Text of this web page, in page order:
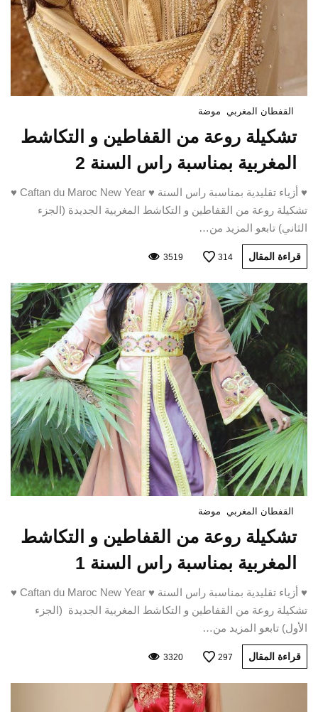
القفطان المغربي موضة
تشكيلة روعة من القفاطين و التكاشط
المغربية بمناسبة راس السنة 2
♥ أزياء تقليدية بمناسبة راس السنة ♥ Caftan du Maroc New Year ♥
تشكيلة روعة من القفاطين و التكاشط المغربية الجديدة (الجزء
الثاني) تابعو المزيد من…
قراءة المقال 314
3519
القفطان المغربي موضة
تشكيلة روعة من القفاطين و التكاشط
المغربية بمناسبة راس السنة 1
♥ أزياء تقليدية بمناسبة راس السنة ♥ Caftan du Maroc New Year ♥
تشكيلة روعة من القفاطين و التكاشط المغربية الجديدة (الجزء
الأول) تابعو المزيد من…
قراءة المقال 297
3320